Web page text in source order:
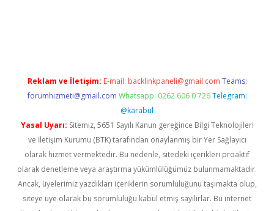
Reklam ve İletişim: E-mail: backlinkpaneli@gmail.com Teams:
forumhizmeti@gmail.com Whatsapp: 0262 606 0 726 Telegram:
@karabul
Yasal Uyarı: Sitemiz, 5651 Sayılı Kanun gereğince Bilgi Teknolojileri
ve İletişim Kurumu (BTK) tarafından onaylanmış bir Yer Sağlayıcı
olarak hizmet vermektedir. Bu nedenle, sitedeki içerikleri proaktif
olarak denetleme veya araştırma yükümlülüğümüz bulunmamaktadır.
Ancak, üyelerimiz yazdıkları içeriklerin sorumluluğunu taşımakta olup,
siteye üye olarak bu sorumluluğu kabul etmiş sayılırlar. Bu internet